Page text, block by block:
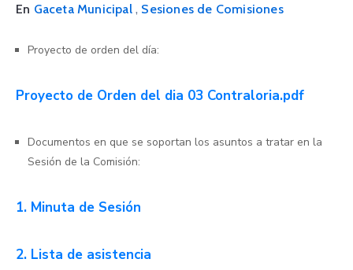
En Gaceta Municipal , Sesiones de Comisiones
Proyecto de orden del día:
Proyecto de Orden del dia 03 Contraloria.pdf
Documentos en que se soportan los asuntos a tratar en la
Sesión de la Comisión:
1. Minuta de Sesión
2. Lista de asistencia